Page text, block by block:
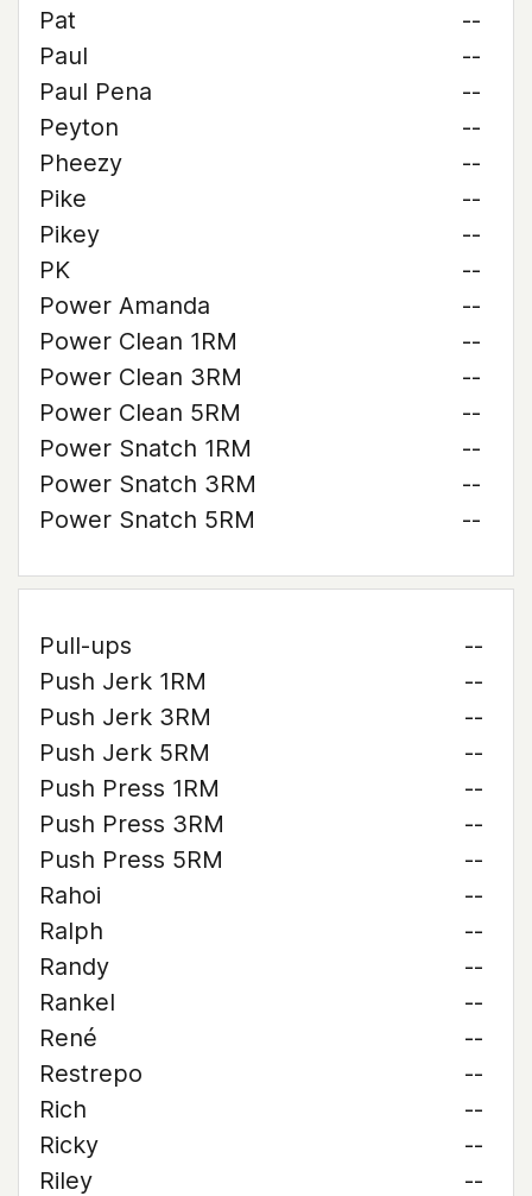
Pat
--
Paul
--
Paul Pena
--
Peyton
--
Pheezy
--
Pike
--
Pikey
--
PK
--
Power Amanda
--
Power Clean 1RM
--
Power Clean 3RM
--
Power Clean 5RM
--
Power Snatch 1RM
--
Power Snatch 3RM
--
Power Snatch 5RM
--
Pull-ups
--
Push Jerk 1RM
--
Push Jerk 3RM
--
Push Jerk 5RM
--
Push Press 1RM
--
Push Press 3RM
--
Push Press 5RM
--
Rahoi
--
Ralph
--
Randy
--
Rankel
--
René
--
Restrepo
--
Rich
--
Ricky
--
Riley
--